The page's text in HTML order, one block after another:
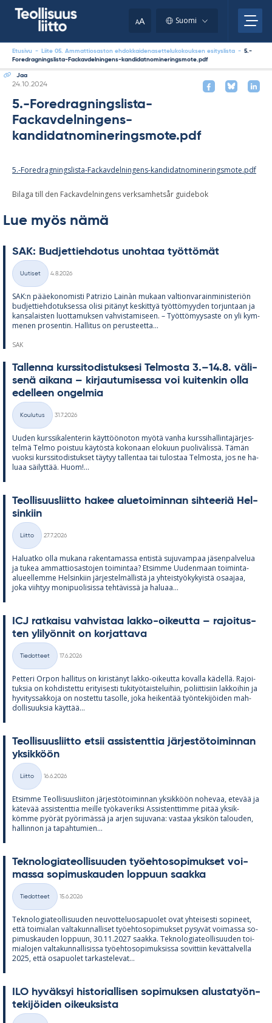
AA Suomi
Etusivu - Liite 05. Ammattiosaston ehdokkaidenasettelukokouksen esityslista - 5.-
Foredragningslista-Fackavdelningens-kandidatnomineringsmote.pdf
Jaa
Kirjoitettu
24.10.2024
5.-Foredragningslista-
Fackavdelningens-
kandidatnomineringsmote.pdf
5.-Foredragningslista-Fackavdelningens-kandidatnomineringsmote.pdf
Bilaga till den Fackavdelningens verksamhetsår guidebok
Lue myös nämä
SAK: Bud­jet­tieh­do­tus unoh­taa työt­tö­mät
Kategoriat
Uutiset
4.8.2026
SAK:n pää­e­ko­no­misti Pat­rizio Lainàn mu­kaan val­tion­va­rain­mi­nis­te­riön
bud­jet­tieh­do­tuk­sessa olisi pi­tä­nyt kes­kit­tyä työt­tö­myy­den tor­jun­taan ja
kan­sa­lais­ten luot­ta­muk­sen vah­vis­ta­mi­seen. – Työt­tö­myy­saste on yli kym­
me­nen pro­sen­tin. Hal­li­tus on pe­rus­teetta...
SAK
Tal­lenna kurs­si­to­dis­tuk­sesi Tel­mosta 3.–14.8. vä­li­
senä ai­kana – kir­jau­tu­mi­sessa voi kui­ten­kin olla
edel­leen on­gel­mia
Kategoriat
Koulutus
31.7.2026
Uu­den kurs­si­ka­len­te­rin käyt­töö­no­ton myötä vanha kurs­si­hal­lin­ta­jär­jes­
telmä Telmo pois­tuu käy­töstä ko­ko­naan elo­kuun puo­li­vä­lissä. Tä­män
vuoksi kurs­si­to­dis­tuk­set täy­tyy tal­len­taa tai tu­los­taa Tel­mosta, jos ne ha­
luaa säi­lyt­tää. Huom!...
Teol­li­suus­liitto ha­kee alue­toi­min­nan sih­tee­riä Hel­
sin­kiin
Kategoriat
Liitto
27.7.2026
Ha­luatko olla mu­kana ra­ken­ta­massa en­tistä su­ju­vam­paa jä­sen­pal­ve­lua
ja tu­kea am­mat­tio­sas­to­jen toi­min­taa? Et­simme Uu­den­maan toi­minta-
alu­eel­lemme Hel­sin­kiin jär­jes­tel­mäl­listä ja yh­teis­työ­ky­kyistä osaa­jaa,
joka viih­tyy mo­ni­puo­li­sissa teh­tä­vissä ja ha­luaa...
ICJ rat­kaisu vah­vis­taa lakko-oi­keutta – ra­joi­tus­
ten yli­lyön­nit on kor­jat­tava
Kategoriat
Tiedotteet
17.6.2026
Pet­teri Or­pon hal­li­tus on ki­ris­tä­nyt lakko-oi­keutta ko­valla kä­dellä. Ra­joi­
tuk­sia on koh­dis­tettu eri­tyi­sesti tu­ki­työ­tais­te­lui­hin, po­liit­ti­siin lak­koi­hin ja
hy­vi­tys­sak­koja on nos­tettu ta­solle, joka hei­ken­tää työn­te­ki­jöi­den mah­
dol­li­suuk­sia käyt­tää...
Teol­li­suus­liitto et­sii as­sis­tent­tia jär­jes­tö­toi­min­nan
yk­sik­köön
Kategoriat
Liitto
16.6.2026
Et­simme Teol­li­suus­lii­ton jär­jes­tö­toi­min­nan yk­sik­köön no­he­vaa, ete­vää ja
kä­te­vää as­sis­tent­tia meille työ­ka­ve­riksi As­sis­tent­timme pi­tää yk­sik­
kömme pyö­rät pyö­ri­mässä ja ar­jen su­ju­vana: vas­taa yk­si­kön ta­lou­den,
hal­lin­non ja ta­pah­tu­mien...
Tek­no­lo­gia­teol­li­suu­den työ­eh­to­so­pi­muk­set voi­
massa so­pi­mus­kau­den lop­puun saakka
Kategoriat
Tiedotteet
15.6.2026
Tek­no­lo­gia­teol­li­suu­den neu­vot­te­luos­a­puo­let ovat yh­tei­sesti so­pi­neet,
että toi­mia­lan val­ta­kun­nal­li­set työ­eh­to­so­pi­muk­set py­sy­vät voi­massa so­
pi­mus­kau­den lop­puun, 30.11.2027 saakka. Tek­no­lo­gia­teol­li­suu­den toi­
mia­lo­jen val­ta­kun­nal­li­sissa työ­eh­to­so­pi­muk­sissa so­vit­tiin ke­vät­tal­vella
2025, että os­a­puo­let tar­kas­te­le­vat...
ILO hy­väk­syi his­to­rial­li­sen so­pi­muk­sen alus­ta­työn­
te­ki­jöi­den oi­keuk­sista
clipboard.)